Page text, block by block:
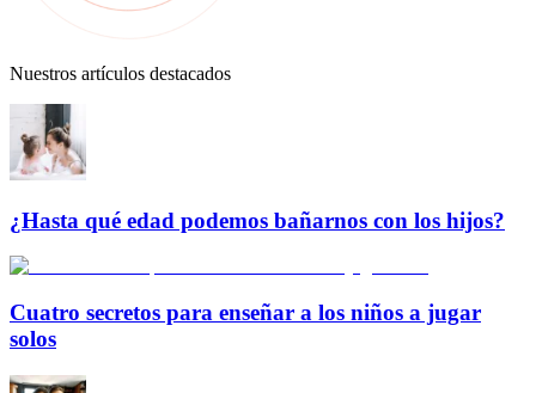
Nuestros artículos destacados
¿Hasta qué edad podemos bañarnos con los hijos?
Cuatro secretos para enseñar a los niños a jugar
solos